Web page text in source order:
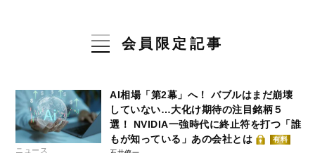
会員限定記事
ニュース
AI相場「第2幕」へ！ バブルはまだ崩壊
していない…大化け期待の注目銘柄５
選！ NVIDIA一強時代に終止符を打つ「誰
もが知っている」あの会社とは
有料